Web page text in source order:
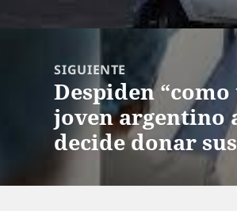
SIGUIENTE
Siguiente
entrada:
Despiden
joven argentino
decide donar